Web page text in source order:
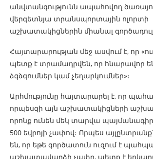
անվտանգությունն ապահովող
վերգետնյա տրանսպորտային ոլորտի
աշխատակիցներին միանալ
Հայտարարության մեջ ասվում է, որ
պետք է տրամադրվեն, որ հնարավոր
ձգձգումներ կամ չեղարկումներ»։
Արհմությունը հայտարարել է, որ
որպեսզի այն աշխատակիցների
որոնք ունեն մեկ տարվա
500 եվրոյի չափով։ Որպես
են, որ եթե գործատուն ուզում է
աշխատավարձի չափը, պետք է